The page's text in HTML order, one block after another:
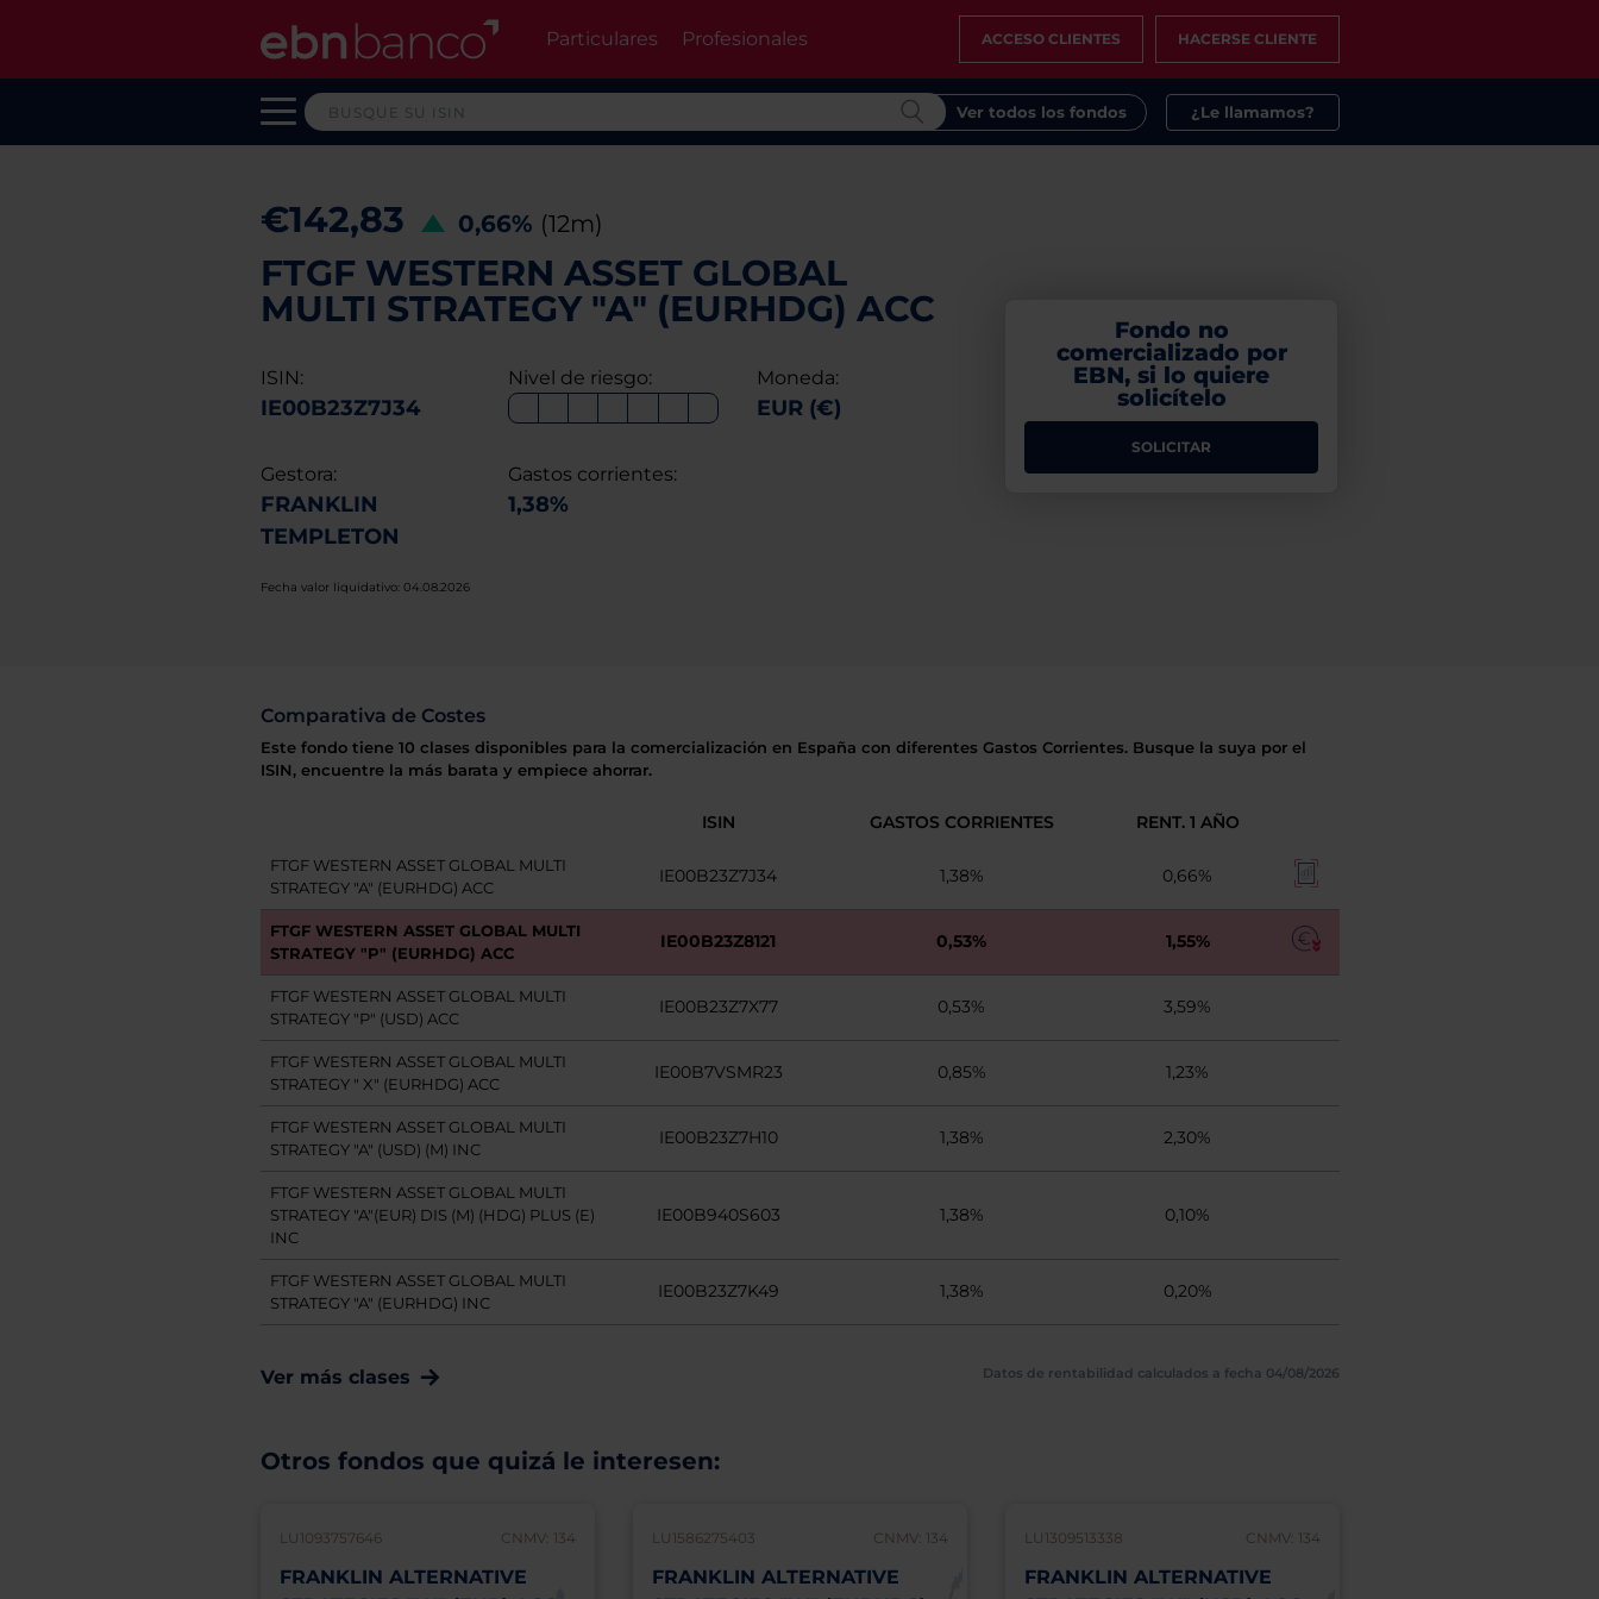
Particulares Profesionales ACCESO CLIENTES HACERSE CLIENTE
Ver todos los fondos ¿Le llamamos?
€142,83 0,66% (12m)
FTGF WESTERN ASSET GLOBAL
MULTI STRATEGY "A" (EURHDG) ACC
ISIN:
IE00B23Z7J34
Nivel de riesgo: Moneda:
EUR (€)
Gestora:
FRANKLIN
TEMPLETON
Gastos corrientes:
1,38%
Fecha valor liquidativo: 04.08.2026
Fondo no
comercializado por
EBN, si lo quiere
solicítelo
SOLICITAR
Comparativa de Costes
Este fondo tiene 10 clases disponibles para la comercialización en España con diferentes Gastos Corrientes. Busque la suya por el
ISIN, encuentre la más barata y empiece ahorrar.
ISIN GASTOS CORRIENTES RENT. 1 AÑO
FTGF WESTERN ASSET GLOBAL MULTI
STRATEGY "A" (EURHDG) ACC
IE00B23Z7J34 1,38% 0,66%
FTGF WESTERN ASSET GLOBAL MULTI
STRATEGY "P" (EURHDG) ACC
IE00B23Z8121 0,53% 1,55%
FTGF WESTERN ASSET GLOBAL MULTI
STRATEGY "P" (USD) ACC
IE00B23Z7X77 0,53% 3,59%
FTGF WESTERN ASSET GLOBAL MULTI
STRATEGY " X" (EURHDG) ACC
IE00B7VSMR23 0,85% 1,23%
FTGF WESTERN ASSET GLOBAL MULTI
STRATEGY "A" (USD) (M) INC
IE00B23Z7H10 1,38% 2,30%
FTGF WESTERN ASSET GLOBAL MULTI
STRATEGY "A"(EUR) DIS (M) (HDG) PLUS (E)
INC
IE00B940S603 1,38% 0,10%
FTGF WESTERN ASSET GLOBAL MULTI
STRATEGY "A" (EURHDG) INC
IE00B23Z7K49 1,38% 0,20%
Ver más clases Datos de rentabilidad calculados a fecha 04/08/2026
Otros fondos que quizá le interesen:
LU1093757646 CNMV: 134
FRANKLIN ALTERNATIVE
LU1586275403 CNMV: 134
FRANKLIN ALTERNATIVE
LU1309513338 CNMV: 134
FRANKLIN ALTERNATIVE